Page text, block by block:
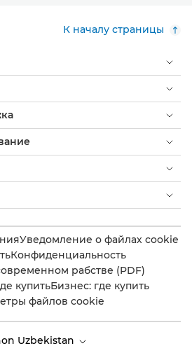
К началу страницы
Уведомление о файлах cookie
Конфиденциальность
рабстве (PDF)
купитьБизнес: где купить
файлов cookie
Uzbekistan